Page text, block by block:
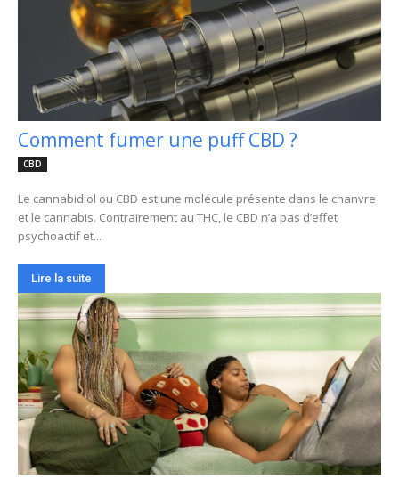
Comment fumer une puff CBD ?
CBD
Le cannabidiol ou CBD est une molécule présente dans le chanvre
et le cannabis. Contrairement au THC, le CBD n’a pas d’effet
psychoactif et...
Lire la suite